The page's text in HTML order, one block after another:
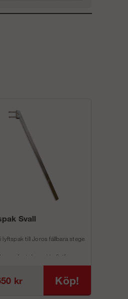
Svall
lyftspak till Joros fällbara stege
fast denna i befintliga
kr Köp!